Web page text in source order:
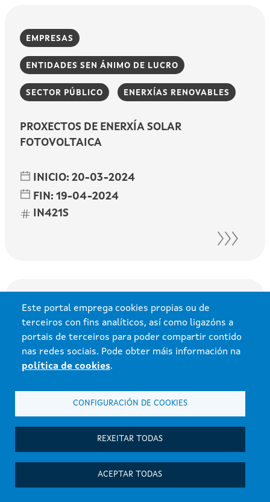
Este portal emprega cookies propias ou de
terceiros con fins analíticos, así como ligazóns a
portais de terceiros para poder compartir contido
nas redes sociais. Pode obter máis información na
política de cookies.
CONFIGURACIÓN DE COOKIES
REXEITAR TODAS
ACEPTAR TODAS
EMPRESAS
ENTIDADES SEN ÁNIMO DE LUCRO
SECTOR PÚBLICO ENERXÍAS RENOVABLES
PROXECTOS DE ENERXÍA SOLAR
FOTOVOLTAICA
INICIO: 20-03-2024
FIN: 19-04-2024
IN421S
PARTICULARES ENERXÍAS RENOVABLES
PROXECTOS DE ENERXÍA SOLAR
FOTOVOLTAICA A PARTICULARES
16-02-2024
FIN:21-03-2024
IN421N, IN421O